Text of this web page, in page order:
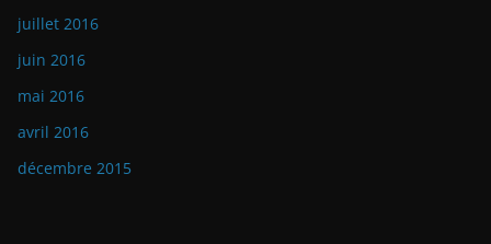
juillet 2016
juin 2016
mai 2016
avril 2016
décembre 2015